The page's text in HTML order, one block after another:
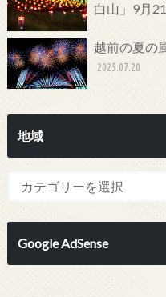
白山」9月
越前の夏の
2025.07.20
地域
Google AdSense